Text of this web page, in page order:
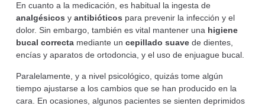
En cuanto a la medicación, es habitual la ingesta de
analgésicos yantibióticos para prevenir la infección y el
dolor. Sin embargo, también es vital mantener una higiene
bucal correcta mediante uncepillado suave de dientes,
encías y aparatos de ortodoncia, y el uso de enjuague bucal.
Paralelamente, y a nivel psicológico, quizás tome algún
tiempo ajustarse a los cambios que se han producido en la
cara. En ocasiones, algunos pacientes se sienten deprimidos